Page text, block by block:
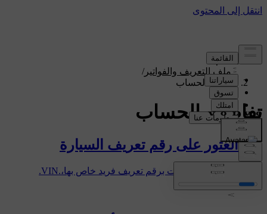
الدعم/
ملف التعريف والفواتير/
تفاصيل الحساب
تفاصيل الحساب
العثور على رقم تعريف السيارة
تتميّز كل السيارات برقم تعريف فريد خاص بها،.VIN.